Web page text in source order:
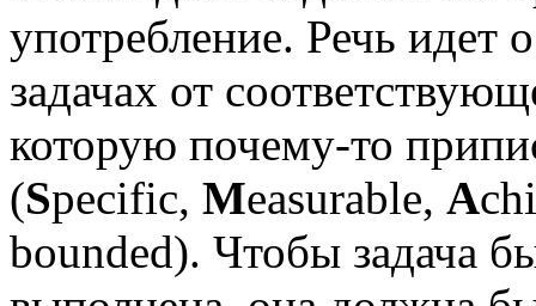
употребление. Речь идет
задачах от
которую почему-то
(Specific, Measurable, A
bounded). Чтобы задача